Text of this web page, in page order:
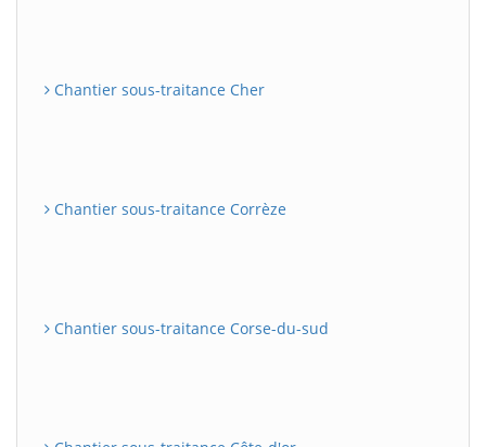
Chantier sous-traitance Cher
Chantier sous-traitance Corrèze
Chantier sous-traitance Corse-du-sud